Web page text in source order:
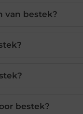
van bestek?
bestek?